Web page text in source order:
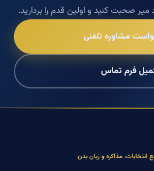
میر صحبت کنید و اولین قدم را بردارید.
مشاوره تلفنی
فرم تماس
انتخابات، مذاکره و زبان بدن